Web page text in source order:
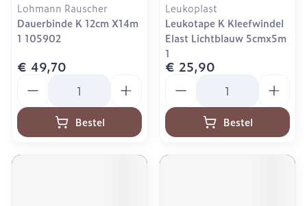
Lohmann Rauscher
Dauerbinde K 12cm X14m
1 105902
€ 49,70
Bestel
Leukoplast
Leukotape K Kleefwindel
Elast Lichtblauw 5cmx5m
1
€ 25,90
Bestel